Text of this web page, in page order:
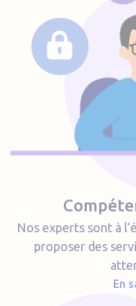
Nos experts sont à
proposer des
En